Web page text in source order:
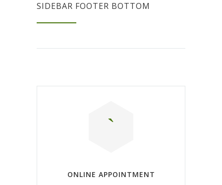
SIDEBAR FOOTER BOTTOM
ONLINE APPOINTMENT